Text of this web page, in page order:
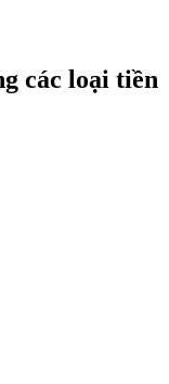
các loại tiền